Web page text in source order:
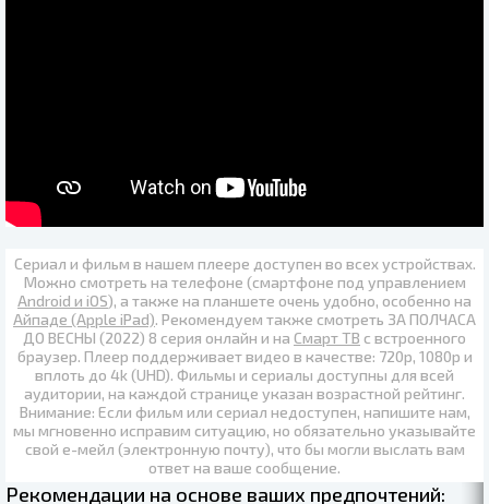
Сериал и фильм в нашем плеере доступен во всех устройствах.
Можно смотреть на телефоне (смартфоне под управлением
Android и iOS), а также на планшете очень удобно, особенно на
Айпаде (Apple iPad). Рекомендуем также смотреть ЗА ПОЛЧАСА
ДО ВЕСНЫ (2022) 8 серия онлайн и на Смарт ТВ с встроенного
браузер. Плеер поддерживает видео в качестве: 720p, 1080p и
вплоть до 4k (UHD). Фильмы и сериалы доступны для всей
аудитории, на каждой странице указан возрастной рейтинг.
Внимание: Если фильм или сериал недоступен, напишите нам,
мы мгновенно исправим ситуацию, но обязательно указывайте
свой е-мейл (электронную почту), что бы могли выслать вам
ответ на ваше сообщение.
Рекомендации на основе ваших предпочтений: